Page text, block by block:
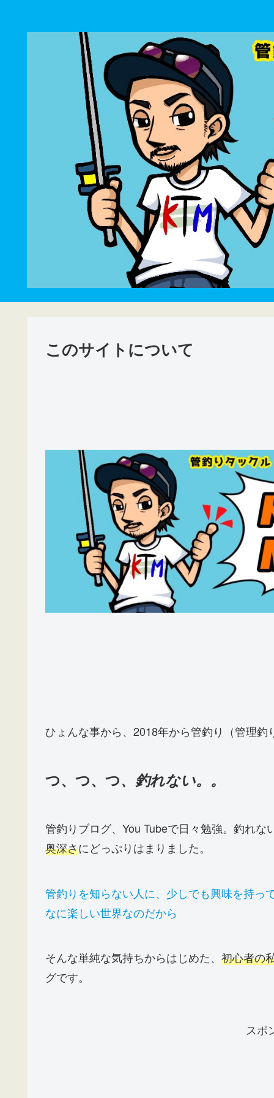
このサイトについて
ひょんな事から、2018年から管釣り（管理
つ、つ、つ、釣れない。。
管釣りブログ、You Tubeで日々勉強。釣れ
奥深さにどっぷりはまりました。
管釣りを知らない人に、少しでも興味を持っ
なに楽しい世界なのだから
そんな単純な気持ちからはじめた、 初心者の
グです。
スポ